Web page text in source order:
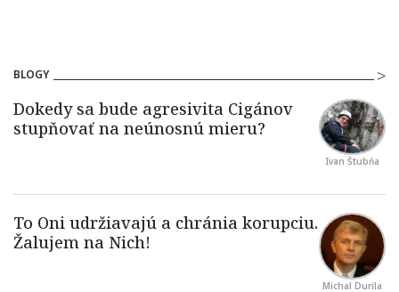
BLOGY
Ivan Štubňa
Michal Durila